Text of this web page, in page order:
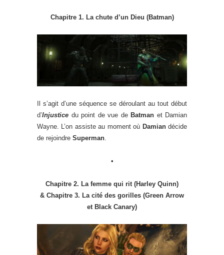
Chapitre 1. La chute d’un Dieu (Batman)
Il s’agit d’une séquence se déroulant au tout début
d’Injustice du point de vue de Batman et Damian
Wayne. L’on assiste au moment où Damiandécide
de rejoindre Superman.
•
Chapitre 2. La femme qui rit (Harley Quinn)
& Chapitre 3. La cité des gorilles (Green Arrow
et Black Canary)